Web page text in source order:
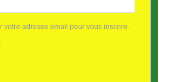
votre adresse email pour vous inscrire.